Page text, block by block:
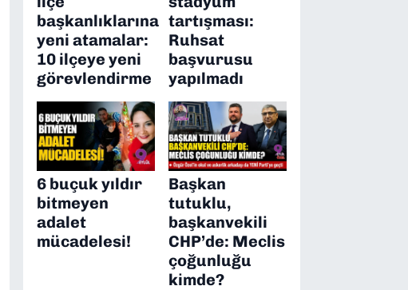
başkanlıklarına
yeni atamalar:
10 ilçeye yeni
görevlendirme
tartışması:
Ruhsat
başvurusu
yapılmadı
6 buçuk yıldır
bitmeyen
adalet
mücadelesi!
Başkan
tutuklu,
başkanvekili
CHP’de: Meclis
çoğunluğu
kimde?